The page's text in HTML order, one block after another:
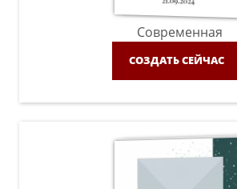
Современная
СОЗДАТЬ СЕЙЧАС